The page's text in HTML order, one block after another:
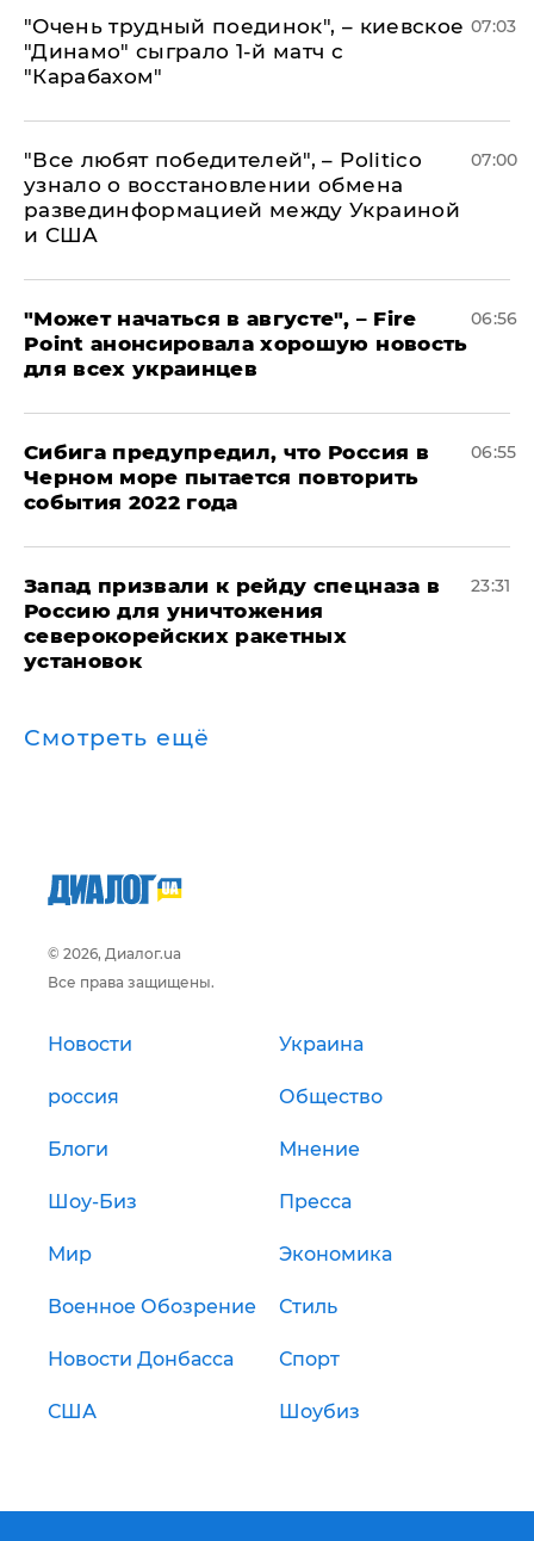
"Очень трудный поединок", – киевское
"Динамо" сыграло 1-й матч с
"Карабахом"
07:03
​"Все любят победителей", – Politico
узнало о восстановлении обмена
развединформацией между Украиной
и США
07:00
"Может начаться в августе", – Fire
Point анонсировала хорошую новость
для всех украинцев
06:56
Сибига предупредил, что Россия в
Черном море пытается повторить
события 2022 года
06:55
Запад призвали к рейду спецназа в
Россию для уничтожения
северокорейских ракетных
установок
23:31
Смотреть ещё
© 2026, Диалог.ua
Все права защищены.
Новости Украина
россия Общество
Блоги Мнение
Шоу-Биз Пресса
Мир Экономика
Военное Обозрение Стиль
Новости Донбасса Спорт
США Шоубиз